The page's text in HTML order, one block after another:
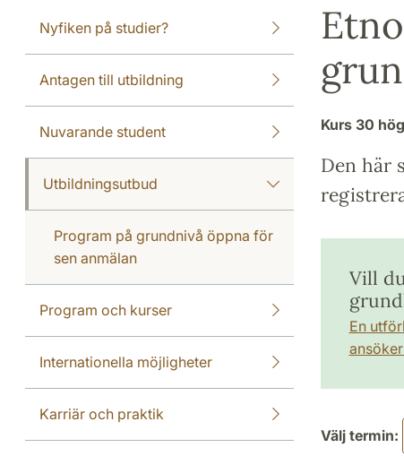
Nyfiken på studier?
Antagen till utbildning
Nuvarande student
Utbildningsutbud
Program på grundnivå öppna för
sen anmälan
Program och kurser
Internationella möjligheter
Karriär och praktik
Kurs 30
Den här
Vill
En
Välj termin: